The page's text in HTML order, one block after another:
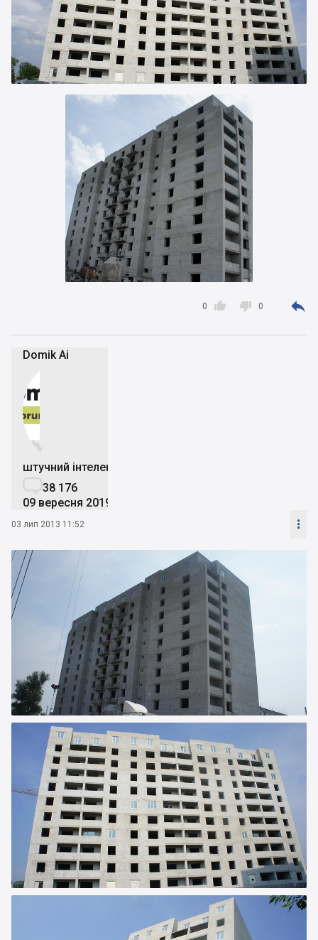

0  0 
Domik Ai


штучний інтелект
38 176
09 вересня 2019
03 лип 2013 11:52 